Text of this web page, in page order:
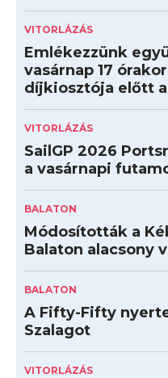
VITORLÁZÁS
Emlékezzünk
vasárnap 17
díjkiosztója előtt
VITORLÁZÁS
SailGP 2026
a vasárnapi
BALATON
Módosították a
Balaton alacsony
BALATON
A Fifty-Fifty
Szalagot
VITORLÁZÁS